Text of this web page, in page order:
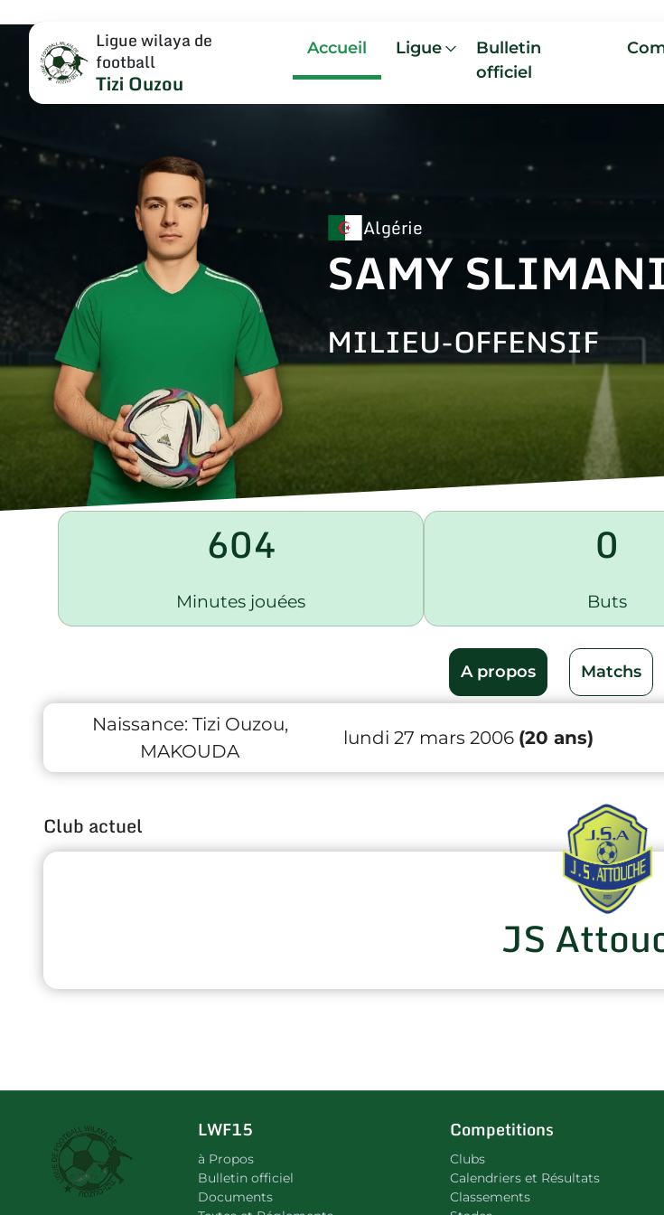
Ligue wilaya de
football
Tizi Ouzou
Accueil Ligue
Bulletin
officiel
Algérie
SAMY
MILIEU-OFFENSIF
604
Minutes jouées
0
Buts
A propos Matchs
Naissance: Tizi Ouzou,
MAKOUDA
lundi 27 mars 2006 (20 ans)
Club actuel
JS
LWF15
à Propos
Bulletin officiel
Documents
Competitions
Clubs
Calendriers et Résultats
Classements